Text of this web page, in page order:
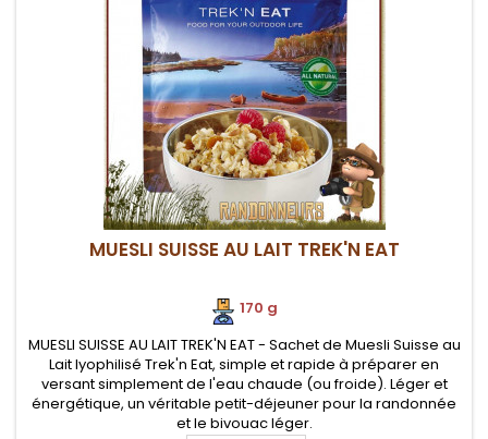
MUESLI SUISSE AU LAIT TREK'N EAT
170 g
MUESLI SUISSE AU LAIT TREK'N EAT - Sachet de Muesli Suisse au
Lait lyophilisé Trek'n Eat, simple et rapide à préparer en
versant simplement de l'eau chaude (ou froide). Léger et
énergétique, un véritable petit-déjeuner pour la randonnée
et le bivouac léger.